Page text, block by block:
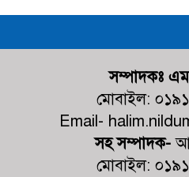
কালিগঞ্জে
ট্রাক জব্দ,
জুলাই
আইনের
স্বচ্ছ বিচার
আলম
সম্পাদকঃ
মোবাইল:
Email-
সহ সম্পাদক-
মোবাইল: